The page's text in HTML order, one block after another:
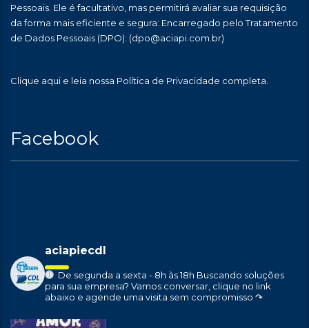
Pessoais. Ele é facultativo, mas permitirá avaliar sua requisição
da forma mais eficiente e segura: Encarregado pelo Tratamento
de Dados Pessoais (DPO): (dpo@aciapi.com.br)
Clique aqui e leia nossa Política de Privacidade completa.
Facebook
aciapiecdl
De segunda a sexta - 8h às 18h Buscando soluções
para sua empresa? Vamos conversar, clique no link
abaixo e agende uma visita sem compromisso ↷